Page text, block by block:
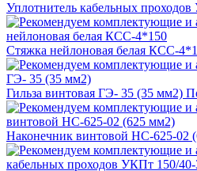
Уплотнитель кабельных
Стяжка нейлоновая белая КСС-
Гильза винтовая ГЭ- 35 (35 мм2)
Наконечник винтовой НС-625-02